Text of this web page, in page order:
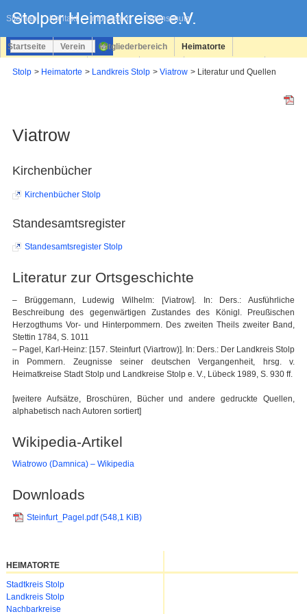
Sitemap Kontakt Impressum Datenschutz
überspringen
Startseite Verein Mitgliederbereich Heimatorte
Stolp Heimatorte Landkreis Stolp Viatrow Literatur und Quellen
Viatrow
Kirchenbücher
Kirchenbücher Stolp
Standesamtsregister
Standesamtsregister Stolp
Literatur zur Ortsgeschichte
– Brüggemann, Ludewig Wilhelm: [Viatrow]. In: Ders.: Ausführliche
Beschreibung des gegenwärtigen Zustandes des Königl. Preußischen
Herzogthums Vor- und Hinterpommern. Des zweiten Theils zweiter Band,
Stettin 1784, S. 1011
– Pagel, Karl-Heinz: [157. Steinfurt (Viartrow)]. In: Ders.: Der Landkreis Stolp
in Pommern. Zeugnisse seiner deutschen Vergangenheit, hrsg. v.
Heimatkreise Stadt Stolp und Landkreise Stolp e. V., Lübeck 1989, S. 930 ff.
[weitere Aufsätze, Broschüren, Bücher und andere gedruckte Quellen,
alphabetisch nach Autoren sortiert]
Wikipedia-Artikel
Wiatrowo (Damnica) – Wikipedia
Downloads
Steinfurt_Pagel.pdf(548,1 KiB)
HEIMATORTE
Navigation
überspringen
Stadtkreis Stolp
Landkreis Stolp
Nachbarkreise